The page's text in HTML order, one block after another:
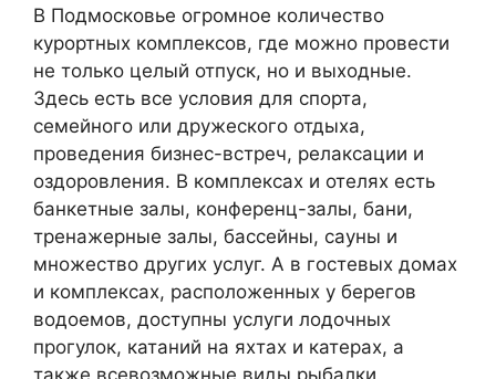
В Подмосковье огромное количество
курортных комплексов, где можно провести
не только целый отпуск, но и выходные.
Здесь есть все условия для спорта,
семейного или дружеского отдыха,
проведения бизнес-встреч, релаксации и
оздоровления. В комплексах и отелях есть
банкетные залы, конференц-залы, бани,
тренажерные залы, бассейны, сауны и
множество других услуг. А в гостевых домах
и комплексах, расположенных у берегов
водоемов, доступны услуги лодочных
прогулок, катаний на яхтах и катерах, а
также всевозможные виды рыбалки.